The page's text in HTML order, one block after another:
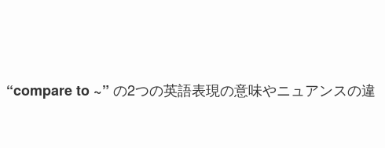
“compare to ~” の2つの英語表現の意味やニュアンスの違